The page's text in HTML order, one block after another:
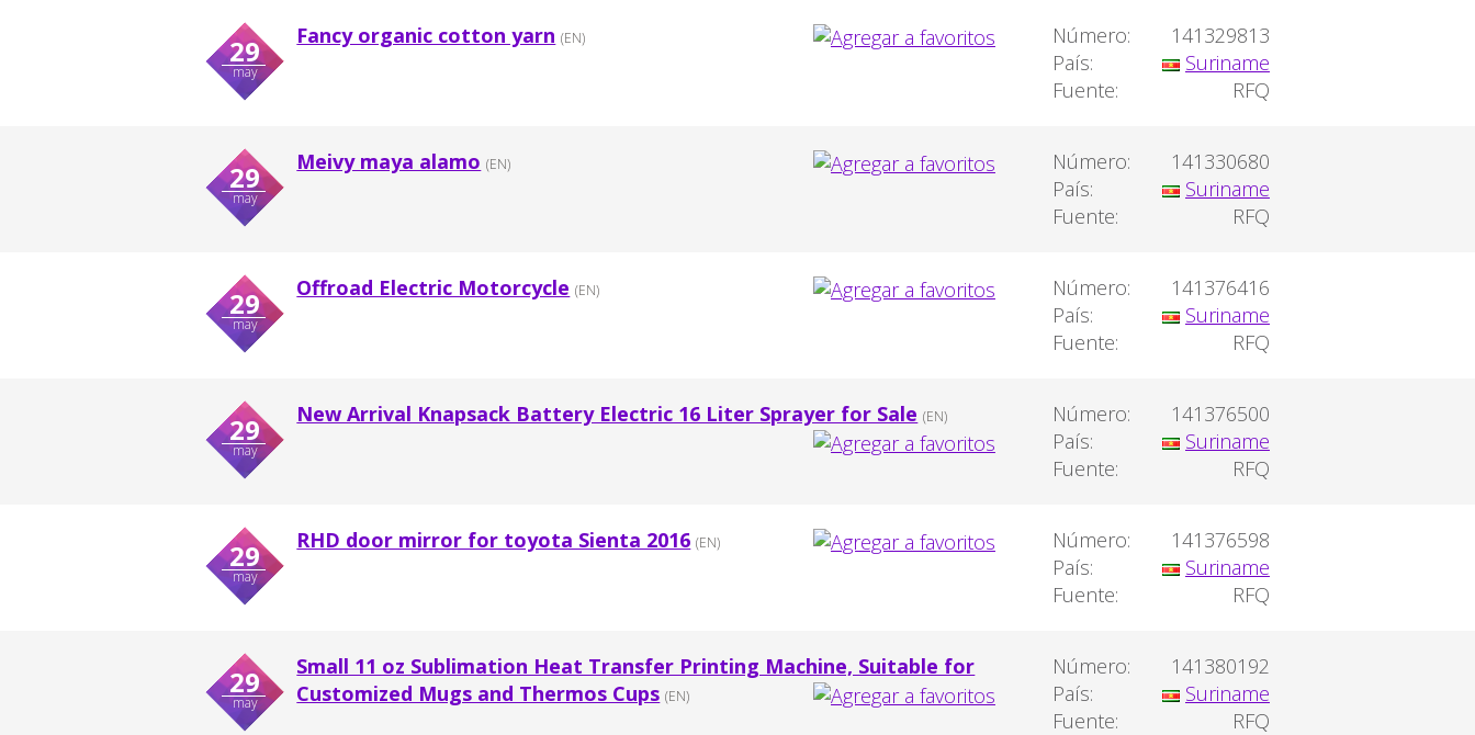
29
may
Fancy organic cotton yarn (EN) Número:
141329813
País:
Suriname
Fuente:
RFQ
29
may
Meivy maya alamo (EN) Número:
141330680
País:
Suriname
Fuente:
RFQ
29
may
Offroad Electric Motorcycle (EN) Número:
141376416
País:
Suriname
Fuente:
RFQ
29
may
New Arrival Knapsack Battery Electric 16 Liter Sprayer for Sale (EN) Número:
141376500
País:
Suriname
Fuente:
RFQ
29
may
RHD door mirror for toyota Sienta 2016 (EN) Número:
141376598
País:
Suriname
Fuente:
RFQ
29
may
Small 11 oz Sublimation Heat Transfer Printing Machine, Suitable for
Customized Mugs and Thermos Cups (EN)
Número:
141380192
País:
Suriname
Fuente:
RFQ